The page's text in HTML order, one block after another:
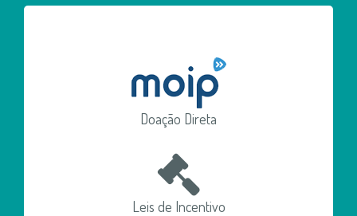
Doação Direta
Leis de Incentivo